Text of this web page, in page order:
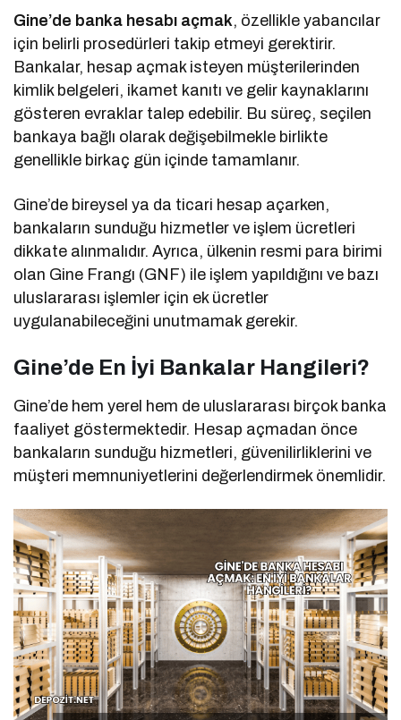
Gine’de banka hesabı açmak, özellikle yabancılar
için belirli prosedürleri takip etmeyi gerektirir.
Bankalar, hesap açmak isteyen müşterilerinden
kimlik belgeleri, ikamet kanıtı ve gelir kaynaklarını
gösteren evraklar talep edebilir. Bu süreç, seçilen
bankaya bağlı olarak değişebilmekle birlikte
genellikle birkaç gün içinde tamamlanır.
Gine’de bireysel ya da ticari hesap açarken,
bankaların sunduğu hizmetler ve işlem ücretleri
dikkate alınmalıdır. Ayrıca, ülkenin resmi para birimi
olan Gine Frangı (GNF) ile işlem yapıldığını ve bazı
uluslararası işlemler için ek ücretler
uygulanabileceğini unutmamak gerekir.
Gine’de En İyi Bankalar Hangileri?
Gine’de hem yerel hem de uluslararası birçok banka
faaliyet göstermektedir. Hesap açmadan önce
bankaların sunduğu hizmetleri, güvenilirliklerini ve
müşteri memnuniyetlerini değerlendirmek önemlidir.